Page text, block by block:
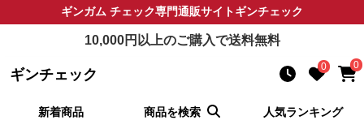
ギンガム チェック専門通販サイトギンチェック
10,000円以上のご購入で送料無料
ギンチェック 0 0
新着商品 商品を検索 人気ランキング